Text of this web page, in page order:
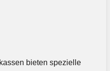
bieten spezielle